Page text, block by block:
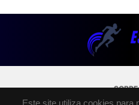
POLÍTICA DE